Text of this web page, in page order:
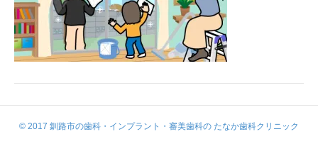
© 2017 釧路市の歯科・インプラント・審美歯科の たなか歯科クリニック